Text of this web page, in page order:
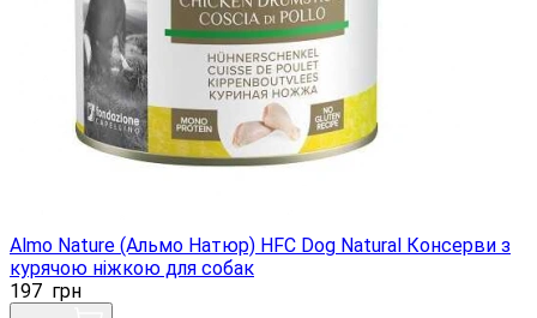
Almo Nature (Альмо Натюр) HFC Dog Natural Консерви з
курячою ніжкою для собак
197 грн